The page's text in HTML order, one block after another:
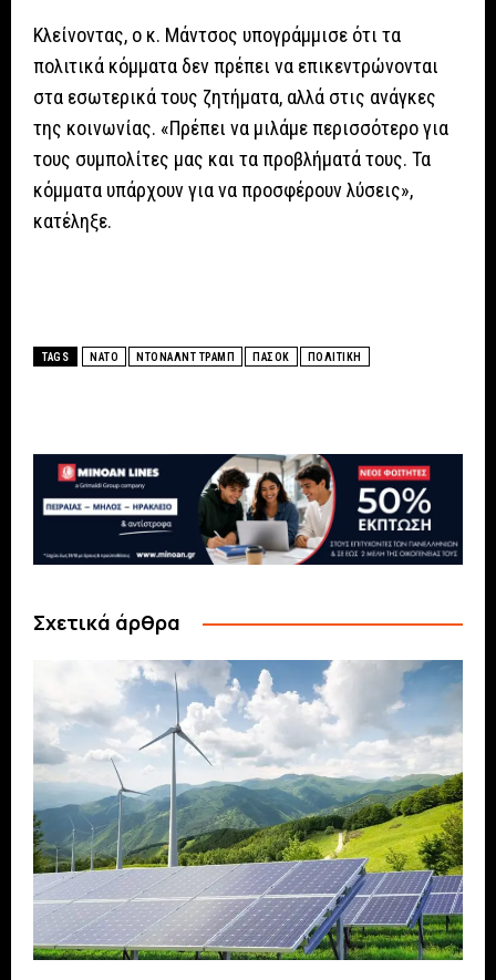
Κλείνοντας, ο κ. Μάντσος υπογράμμισε ότι τα
πολιτικά κόμματα δεν πρέπει να επικεντρώνονται
στα εσωτερικά τους ζητήματα, αλλά στις ανάγκες
της κοινωνίας. «Πρέπει να μιλάμε περισσότερο για
τους συμπολίτες μας και τα προβλήματά τους. Τα
κόμματα υπάρχουν για να προσφέρουν λύσεις»,
κατέληξε.
TAGS ΝΑΤΟ ΝΤΟΝΑΛΝΤ ΤΡΑΜΠ ΠΑΣΟΚ ΠΟΛΙΤΙΚΗ
Σχετικά άρθρα